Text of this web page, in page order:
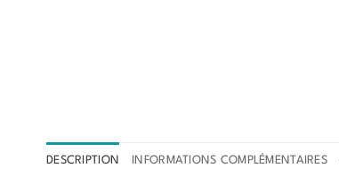
DESCRIPTION INFORMATIONS COMPLÉMENTAIRES